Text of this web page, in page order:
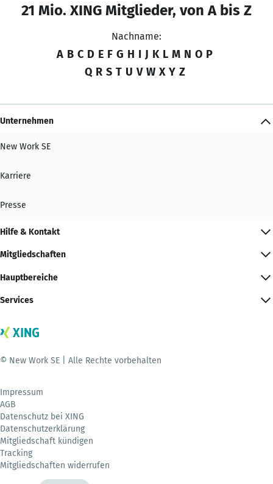
21 Mio. XING Mitglieder, von A bis Z
Nachname:
A B C D E F G H I J K L M N O P
Q R S T U V W X Y Z
Unternehmen
New Work SE
Karriere
Presse
Hilfe & Kontakt
Mitgliedschaften
Hauptbereiche
Services
© New Work SE | Alle Rechte vorbehalten
Impressum
AGB
Datenschutz bei XING
Datenschutzerklärung
Mitgliedschaft kündigen
Tracking
Mitgliedschaften widerrufen